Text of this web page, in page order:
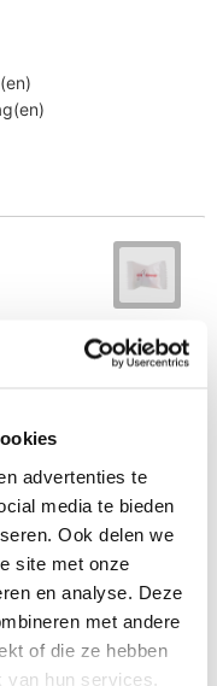
advertenties te
media te bieden
Ook delen we
site met onze
en analyse. Deze
met andere
of die ze hebben
hun services.